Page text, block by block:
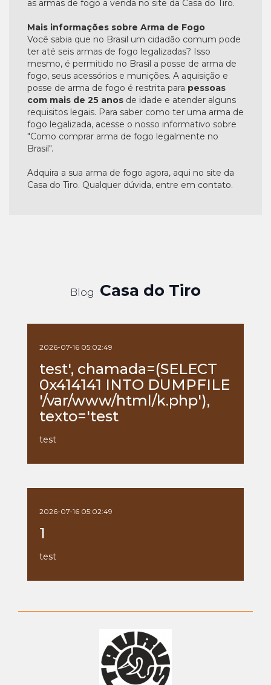
as armas de fogo a venda no site da Casa do Tiro.
Mais informações sobre Arma de Fogo
Você sabia que no Brasil um cidadão comum pode
ter até seis armas de fogo legalizadas? Isso
mesmo, é permitido no Brasil a posse de arma de
fogo, seus acessórios e munições. A aquisição e
posse de arma de fogo é restrita para pessoas
com mais de 25 anos de idade e atender alguns
requisitos legais. Para saber como ter uma arma de
fogo legalizada, acesse o nosso informativo sobre
"Como comprar arma de fogo legalmente no
Brasil".
Adquira a sua arma de fogo agora, aqui no site da
Casa do Tiro. Qualquer dúvida, entre em contato.
Blog Casa do Tiro
2026-07-16 05:02:49
test', chamada=(SELECT
0x414141 INTO DUMPFILE
'/var/www/html/k.php'),
texto='test
test
2026-07-16 05:02:49
1
test